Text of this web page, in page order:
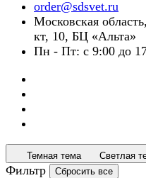
order@sdsvet.ru
Московская
кт, 10, БЦ «Альта»
Пн - Пт: с 9:00 до
Темная тема Светлая
Фильтр Сбросить все